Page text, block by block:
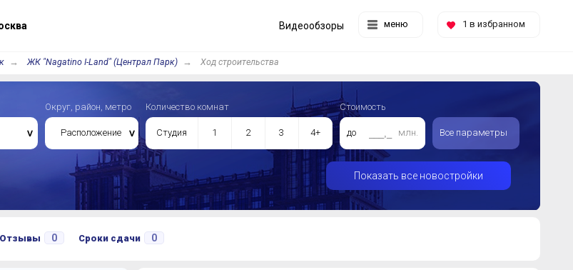
меню 1 в избранном
Видеообзоры
ЖК "Nagatino I-Land" (Централ Парк) Ход строительства
Округ, район, метро
Расположение
Количество комнат
Студия 1 2 3 4+
Стоимость
до млн. Все параметры
Показать все новостройки
Отзывы 0 Сроки сдачи 0